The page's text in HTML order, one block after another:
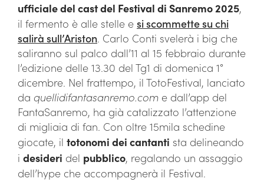
ufficiale del cast del Festival di Sanremo 2025,
il fermento è alle stelle e si scommette su chi
salirà sull’Ariston. Carlo Conti svelerà i big che
saliranno sul palco dall’11 al 15 febbraio durante
l’edizione delle 13.30 del Tg1 di domenica 1°
dicembre. Nel frattempo, il TotoFestival, lanciato
da quellidifantasanremo.com e dall’app del
FantaSanremo, ha già catalizzato l’attenzione
di migliaia di fan. Con oltre 15mila schedine
giocate, il totonomi dei cantanti sta delineando
i desideri del pubblico, regalando un assaggio
dell’hype che accompagnerà il Festival.